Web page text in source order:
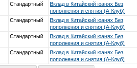
Стандартный
Вклад в Китайский юанях Без
пополнения и снятия (А-Клуб)
Стандартный
Вклад в Китайский юанях Без
пополнения и снятия (А-Клуб)
Стандартный
Вклад в Китайский юанях Без
пополнения и снятия (А-Клуб)
Стандартный
Вклад в Китайский юанях Без
пополнения и снятия (А-Клуб)